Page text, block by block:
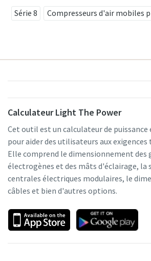
Série 8 Compresseurs d'air mobiles
Calculateur Light The Power
Cet outil est un calculateur de puissance
pour aider des utilisateurs aux exigences
Elle comprend le dimensionnement des
électrogènes et des mâts d'éclairage, la
centrales électriques modulaires, le
câbles et bien d'autres options.